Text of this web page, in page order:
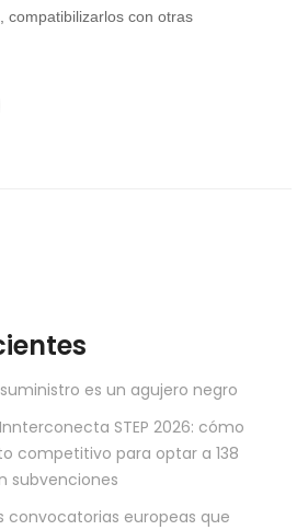
compatibilizarlos con otras
es un agujero negro
STEP 2026: cómo
competitivo para optar a 138
subvenciones
convocatorias europeas que